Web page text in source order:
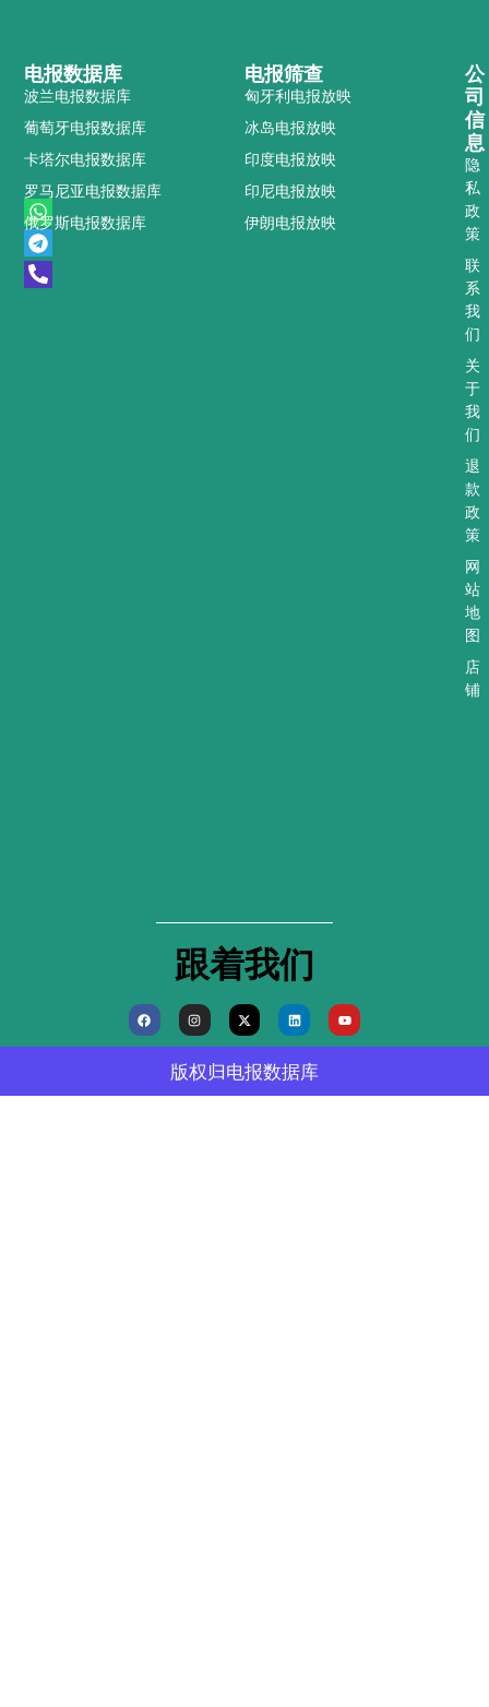
W
h
a
t
s
T
e
l
e
g
P
h
o
n
e
电报筛查
匈牙利电报放映
冰岛电报放映
印度电报放映
印尼电报放映
伊朗电报放映
电报数据库
波兰电报数据库
葡萄牙电报数据库
卡塔尔电报数据库
罗马尼亚电报数据库
俄罗斯电报数据库
公
司
信
息
隐
私
政
策
联
系
我
们
关
于
我
们
退
款
政
策
网
站
地
图
店
铺
跟着我们
F
a
c
e
k
I
n
s
t
a
g
a
X
-
t
w
t
e
L
i
n
k
e
d
n
Y
o
u
t
版权归电报数据库